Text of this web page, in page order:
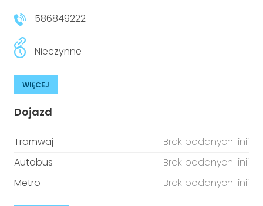
586849222
Nieczynne
WIĘCEJ
Dojazd
Tramwaj
Brak podanych linii
Autobus
Brak podanych linii
Metro
Brak podanych linii